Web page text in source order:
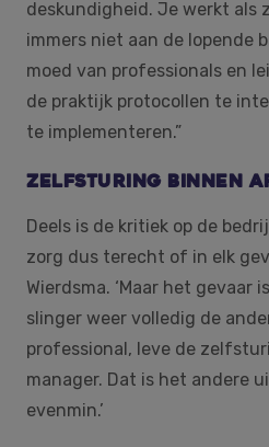
deskundigheid. Je werkt als
immers niet aan de lopende
moed van professionals en
de praktijk protocollen te
te implementeren.”
Zelfsturing binnen
Deels is de kritiek op de
zorg dus terecht of in elk
Wierdsma. ‘Maar het gevaar
slinger weer volledig de
professional, leve de
manager. Dat is het andere
evenmin.’